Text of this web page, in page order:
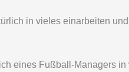
in vieles einarbeiten
eines Fußball-Managers